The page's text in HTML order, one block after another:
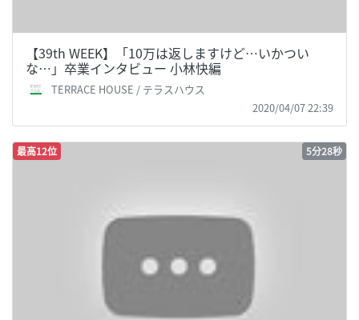
【39th WEEK】「10万は返しますけど…いかつい
な…」卒業インタビュー 小林快編
TERRACE HOUSE / テラスハウス
2020/04/07 22:39
最高12位 5分28秒